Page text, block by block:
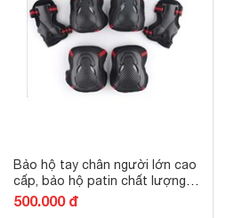
Bảo hộ tay chân người lớn cao
cấp, bảo hộ patin chất lượng
cho người chơi ván trượt
500.000 đ